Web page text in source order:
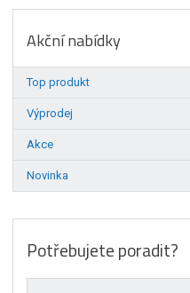
Akční nabídky
Top produkt
Výprodej
Akce
Novinka
Potřebujete poradit?